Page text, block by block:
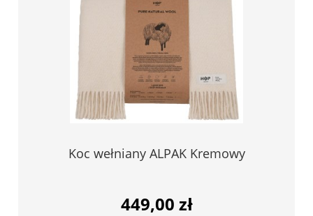
Koc wełniany ALPAK Kremowy
449,00 zł